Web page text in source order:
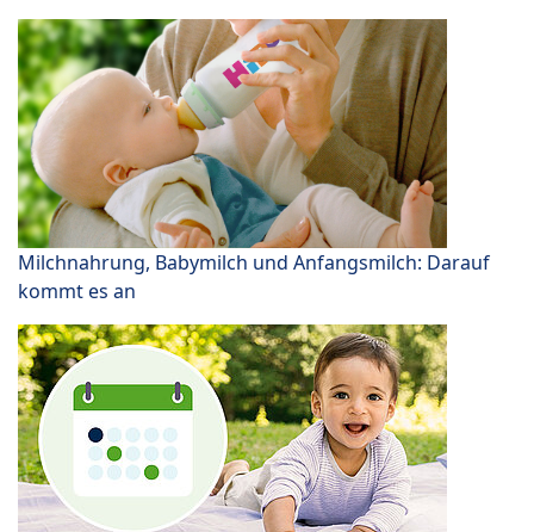
Milchnahrung, Babymilch und Anfangsmilch: Darauf
kommt es an